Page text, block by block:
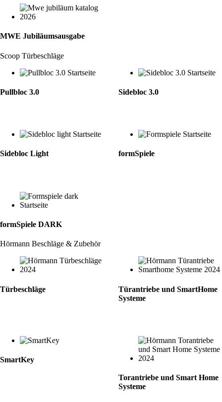
MWE Jubiläumsausgabe
Scoop Türbeschläge
Pullbloc 3.0 Sidebloc 3.0
Sidebloc Light formSpiele
formSpiele DARK
Hörmann Beschläge & Zubehör
Türbeschläge
Türantriebe und SmartHome
Systeme
SmartKey
Torantriebe und Smart Home
Systeme